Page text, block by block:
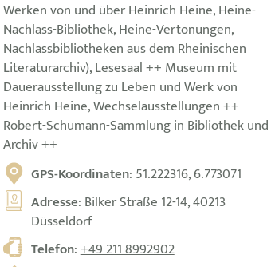
Werken von und über Heinrich Heine, Heine-
Nachlass-Bibliothek, Heine-Vertonungen,
Nachlassbibliotheken aus dem Rheinischen
Literaturarchiv), Lesesaal ++ Museum mit
Dauerausstellung zu Leben und Werk von
Heinrich Heine, Wechselausstellungen ++
Robert-Schumann-Sammlung in Bibliothek und
Archiv ++
GPS-Koordinaten: 51.222316, 6.773071
Adresse: Bilker Straße 12-14, 40213
Düsseldorf
Telefon:+49 211 8992902